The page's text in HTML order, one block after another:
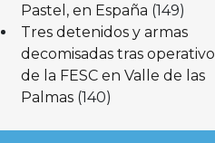
Pastel, en España (149)
Tres detenidos y armas
decomisadas tras operativo
de la FESC en Valle de las
Palmas (140)